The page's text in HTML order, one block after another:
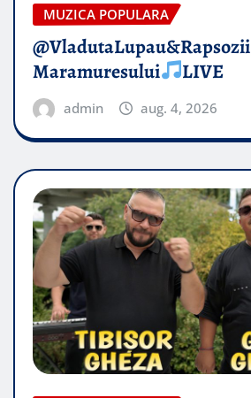
MUZICA POPULARA
@VladutaLupau&Rapsozii
Maramuresului
LIVE
admin aug. 4, 2026